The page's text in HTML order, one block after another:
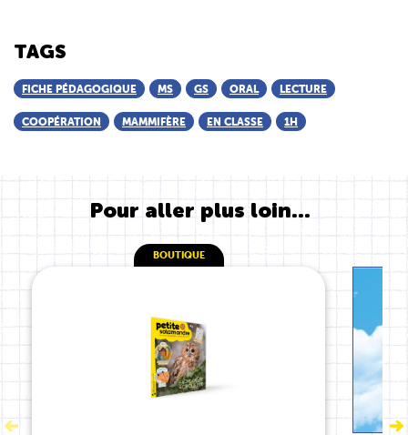
TAGS
FICHE PÉDAGOGIQUE MS GS ORAL LECTURE
COOPÉRATION MAMMIFÈRE EN CLASSE 1H
Pour aller plus loin...
BOUTIQUE